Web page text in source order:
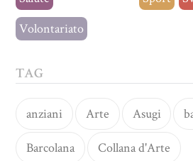
Volontariato
TAG
anziani Arte Asugi
Barcolana Collana d'Arte